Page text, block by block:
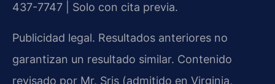
437-7747 | Solo con cita previa.
Publicidad legal. Resultados anteriores no
garantizan un resultado similar. Contenido
revisado por Mr. Sris (admitido en Virginia,